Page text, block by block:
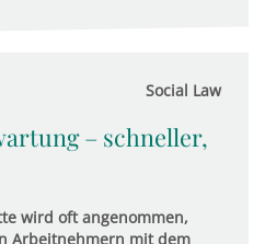
Social Law
– schneller,
wird oft angenommen,
Arbeitnehmern mit dem